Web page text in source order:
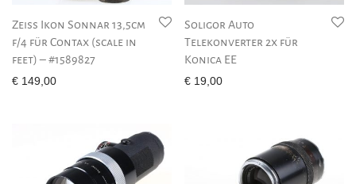
Zeiss Ikon Sonnar 13,5cm
f/4 für Contax (scale in
feet) – #1589827
€ 149,00
Soligor Auto
Telekonverter 2x für
Konica EE
€ 19,00